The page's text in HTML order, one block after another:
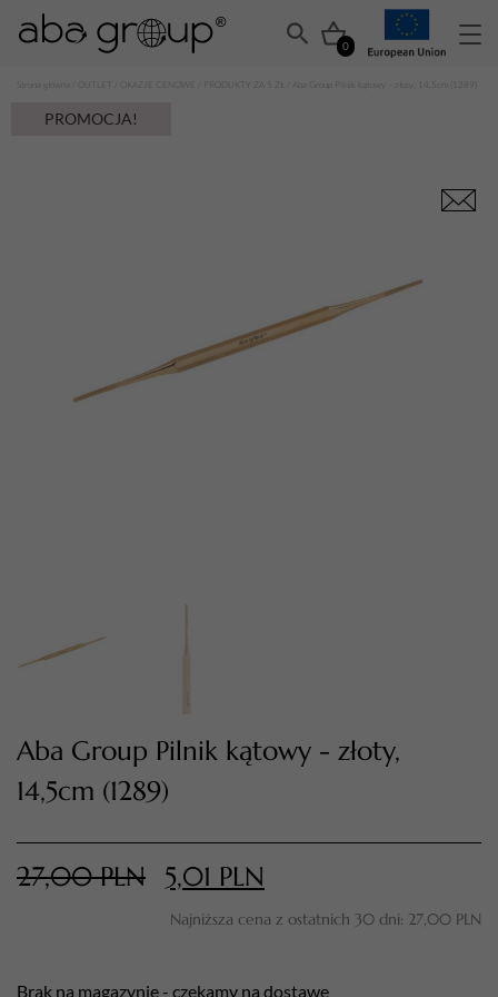
0
PRZEJDŹ DO KOSZYKA
OKAZJE CENOWE PRODUKTY ZA 5 ZŁ / Aba Group Pilnik kątowy – złoty, 14,5cm (1289)
PROMOCJA!
Aba Group Pilnik kątowy - złoty,
14,5cm (1289)
27,00PLN 5,01 PLN
Najniższa cena z ostatnich 30 dni: 27,00 PLN
Brak na magazynie - czekamy na dostawę